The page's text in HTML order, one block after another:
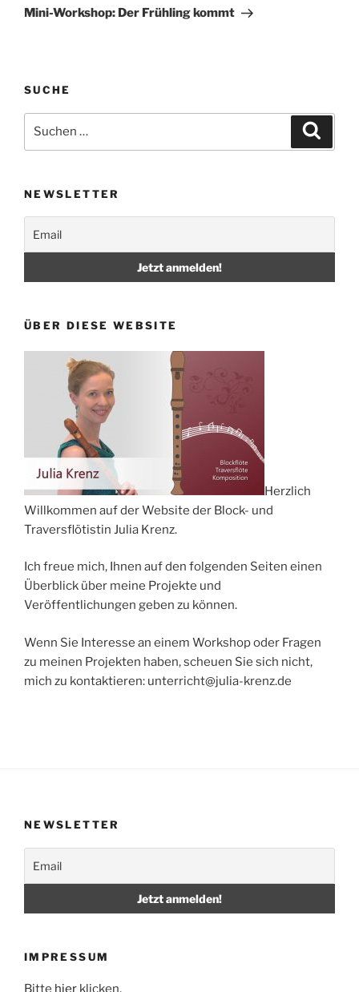
Beitrag
Mini-Workshop: Der Frühling kommt
SUCHE
nach:
NEWSLETTER
ÜBER DIESE WEBSITE
Herzlich
Willkommen auf der Website der Block- und
Traversflötistin Julia Krenz.
Ich freue mich, Ihnen auf den folgenden Seiten einen
Überblick über meine Projekte und
Veröffentlichungen geben zu können.
Wenn Sie Interesse an einem Workshop oder Fragen
zu meinen Projekten haben, scheuen Sie sich nicht,
mich zu kontaktieren: unterricht@julia-krenz.de
NEWSLETTER
IMPRESSUM
Bitte hier klicken.